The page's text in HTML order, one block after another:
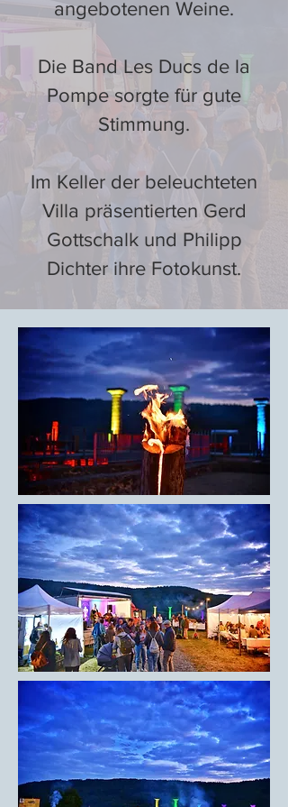
angebotenen Weine.
Die Band Les Ducs de la
Pompe sorgte für gute
Stimmung.
Im Keller der beleuchteten
Villa präsentierten Gerd
Gottschalk und Philipp
Dichter ihre Fotokunst.